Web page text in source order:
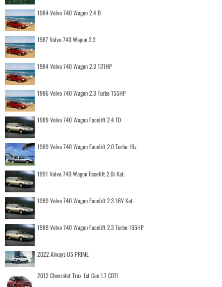
1984 Volvo 740 Wagon 2.4 D
1987 Volvo 740 Wagon 2.3
1984 Volvo 740 Wagon 2.3 131HP
1986 Volvo 740 Wagon 2.3 Turbo 155HP
1989 Volvo 740 Wagon Facelift 2.4 TD
1989 Volvo 740 Wagon Facelift 2.0 Turbo 16v
1991 Volvo 740 Wagon Facelift 2.0i Kat.
1989 Volvo 740 Wagon Facelift 2.3 16V Kat.
1989 Volvo 740 Wagon Facelift 2.3 Turbo 165HP
2022 Aiways U5 PRIME
2012 Chevrolet Trax 1st Gen 1.7 CDTI